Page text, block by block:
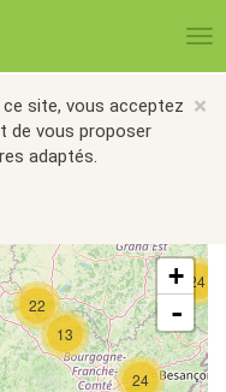
×
site, vous acceptez
de vous proposer
adaptés.
24
22
13
24
+
-